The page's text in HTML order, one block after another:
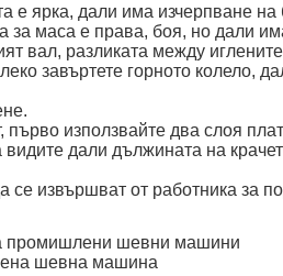
е ярка, дали има изчерпване
за маса е права, боя, но дали
вал, разликата между
завъртете горното
първо използвайте два слоя
дали дължината на
се извършват от работника за
промишлени шевни машини
шевна машина